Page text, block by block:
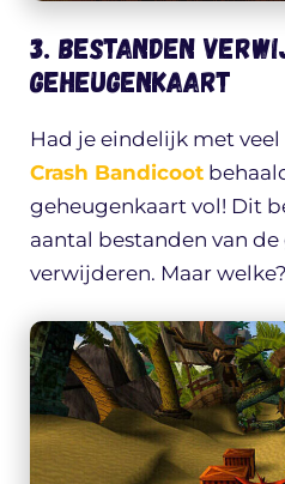
3. Bestanden
geheugenkaart
Had je eindelijk met
Crash Bandicoot
geheugenkaart vol! Dit
aantal bestanden van
verwijderen. Maar